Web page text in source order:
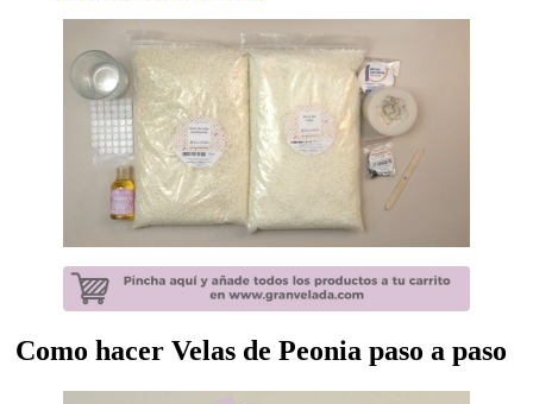
Como hacer Velas de Peonia paso a paso